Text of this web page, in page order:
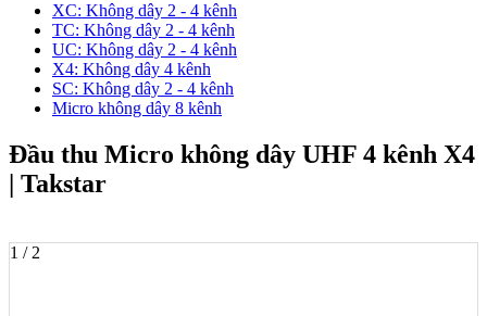
XC: Không dây 2 - 4 kênh
TC: Không dây 2 - 4 kênh
UC: Không dây 2 - 4 kênh
X4: Không dây 4 kênh
SC: Không dây 2 - 4 kênh
Micro không dây 8 kênh
Đầu thu Micro không dây UHF 4 kênh X4
| Takstar
1 / 2